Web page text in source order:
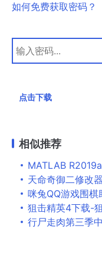
如何免费获取密码？
点击下载
相似推荐
MATLAB R2019a
天命奇御二修改
咪兔QQ游戏围棋助
狙击精英4下载-
行尸走肉第三季中